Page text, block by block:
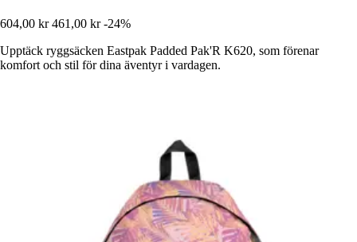
604,00 kr 461,00 kr -24%
Upptäck ryggsäcken Eastpak Padded Pak'R K620, som förenar
komfort och stil för dina äventyr i vardagen.